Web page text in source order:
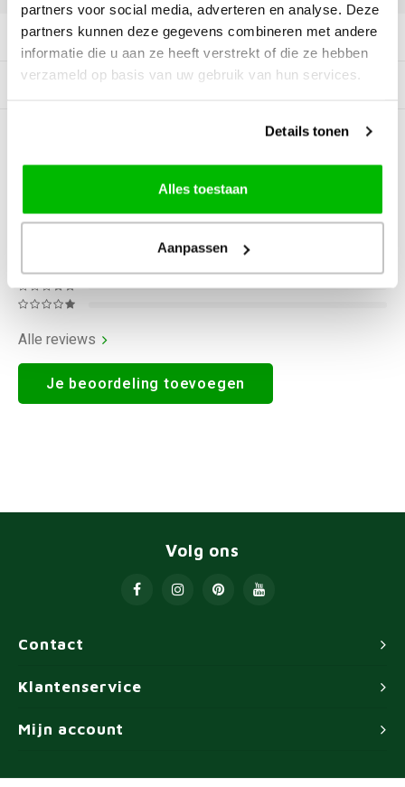
partners voor social media, adverteren en analyse. Deze
partners kunnen deze gegevens combineren met andere
informatie die u aan ze heeft verstrekt of die ze hebben
verzameld op basis van uw gebruik van hun services.
Details tonen
Alles toestaan
Aanpassen
Productomschrijving
Gerelateerde producten
BEOORDELINGEN
Alle reviews
Je beoordeling toevoegen
Contact
Volg ons
Klantenservice
Mijn account